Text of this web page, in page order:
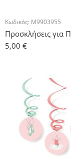
Κωδικός: M9903955
5,00 €